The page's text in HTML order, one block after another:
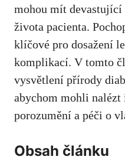
mohou⁤ mít devastující
života pacienta.
klíčové pro dosažení
komplikací. V ⁢tomto
⁤vysvětlení přírody⁣
abychom mohli‍ nalézt
porozumění a péči o
Obsah článku